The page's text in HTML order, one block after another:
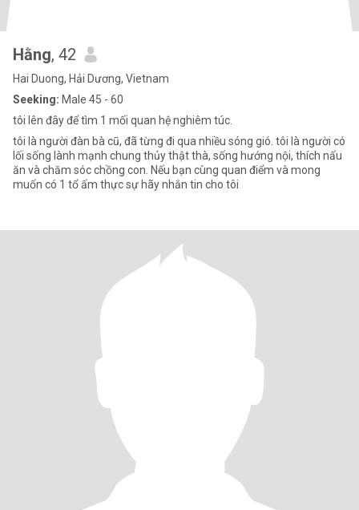
Hằng, 42
Hai Duong, Hải Dương, Vietnam
Seeking: Male 45 - 60
tôi lên đây để tìm 1 mối quan hệ nghiêm túc.
tôi là người đàn bà cũ, đã từng đi qua nhiều sóng gió. tôi là người có
lối sống lành mạnh chung thủy thật thà, sống hướng nội, thích nấu
ăn và chăm sóc chồng con. Nếu bạn cùng quan điểm và mong
muốn có 1 tổ ấm thực sự hãy nhắn tin cho tôi